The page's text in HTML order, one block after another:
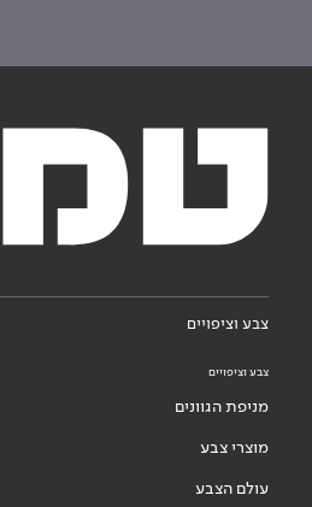
צבע וציפויים
צבע וציפויים
מניפת הגוונים
מוצרי צבע
עולם הצבע